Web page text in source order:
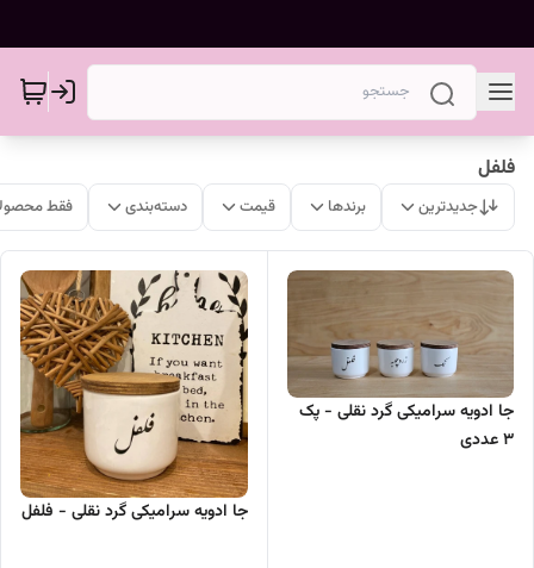
فلفل
جدیدترین برندها قیمت دسته‌بندی فقط
جا ادویه سرامیکی گرد نقلی - پک
3 عددی
جا ادویه سرامیکی گرد نقلی - فلفل